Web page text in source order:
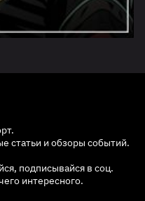
статьи и обзоры событий.
подписывайся в соц.
интересного.